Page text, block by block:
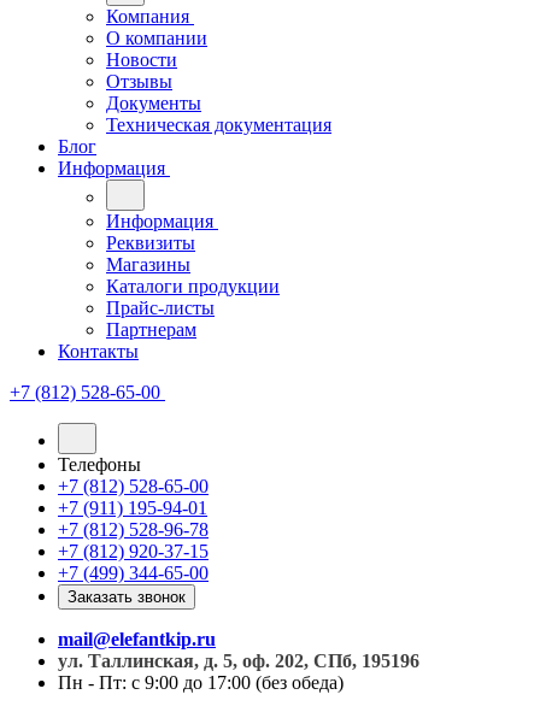
Компания
О компании
Новости
Отзывы
Документы
Техническая документация
Блог
Информация
Информация
Реквизиты
Магазины
Каталоги продукции
Прайс-листы
Партнерам
Контакты
+7 (812) 528-65-00
Телефоны
+7 (812) 528-65-00
+7 (911) 195-94-01
+7 (812) 528-96-78
+7 (812) 920-37-15
+7 (499) 344-65-00
Заказать звонок
mail@elefantkip.ru
ул. Таллинская, д. 5, оф. 202, СПб, 195196
Пн - Пт: с 9:00 до 17:00 (без обеда)